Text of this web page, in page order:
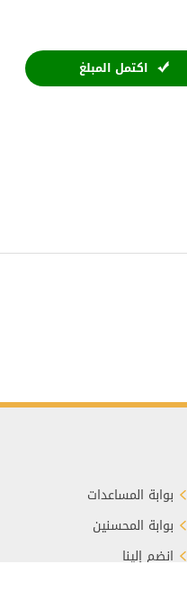
اكتمل المبلغ
بوابة المساعدات
بوابة المحسنين
انضم إلينا